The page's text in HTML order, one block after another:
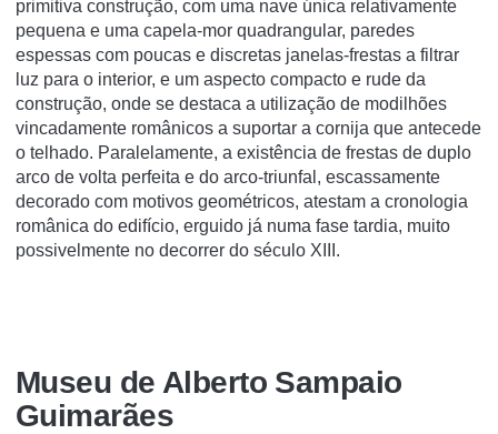
primitiva construção, com uma nave única relativamente
pequena e uma capela-mor quadrangular, paredes
espessas com poucas e discretas janelas-frestas a filtrar
luz para o interior, e um aspecto compacto e rude da
construção, onde se destaca a utilização de modilhões
vincadamente românicos a suportar a cornija que antecede
o telhado. Paralelamente, a existência de frestas de duplo
arco de volta perfeita e do arco-triunfal, escassamente
decorado com motivos geométricos, atestam a cronologia
românica do edifício, erguido já numa fase tardia, muito
possivelmente no decorrer do século XIII.
Museu de Alberto Sampaio
Guimarães